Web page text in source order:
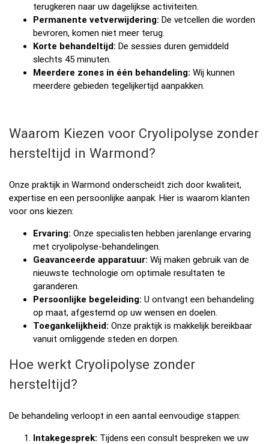
terugkeren naar uw dagelijkse activiteiten.
Permanente vetverwijdering: De vetcellen die worden
bevroren, komen niet meer terug.
Korte behandeltijd: De sessies duren gemiddeld
slechts 45 minuten.
Meerdere zones in één behandeling: Wij kunnen
meerdere gebieden tegelijkertijd aanpakken.
Waarom Kiezen voor Cryolipolyse zonder
hersteltijd in Warmond?
Onze praktijk in Warmond onderscheidt zich door kwaliteit,
expertise en een persoonlijke aanpak. Hier is waarom klanten
voor ons kiezen:
Ervaring: Onze specialisten hebben jarenlange ervaring
met cryolipolyse-behandelingen.
Geavanceerde apparatuur: Wij maken gebruik van de
nieuwste technologie om optimale resultaten te
garanderen.
Persoonlijke begeleiding: U ontvangt een behandeling
op maat, afgestemd op uw wensen en doelen.
Toegankelijkheid: Onze praktijk is makkelijk bereikbaar
vanuit omliggende steden en dorpen.
Hoe werkt Cryolipolyse zonder
hersteltijd?
De behandeling verloopt in een aantal eenvoudige stappen:
Intakegesprek: Tijdens een consult bespreken we uw